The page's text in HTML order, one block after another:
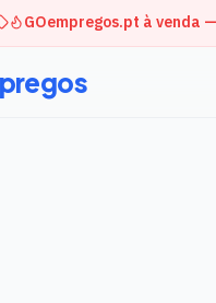
GOempregos.pt à venda